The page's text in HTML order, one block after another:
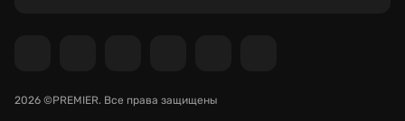
2026 ©PREMIER. Все права защищены